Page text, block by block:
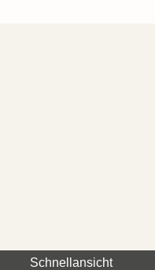
Schnellansicht